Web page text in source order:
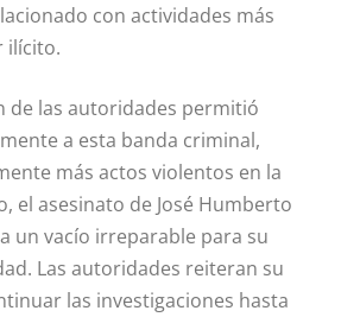
con actividades más
ilícito.
de las autoridades permitió
a esta banda criminal,
más actos violentos en la
el asesinato de José Humberto
un vacío irreparable para su
Las autoridades reiteran su
las investigaciones hasta